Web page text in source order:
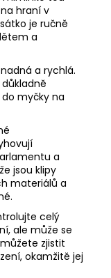
hraní v
je ručně
a
a rychlá.
myčky na
a
jsou klipy
materiálů a
celý
ale může se
zjistit
okamžitě jej